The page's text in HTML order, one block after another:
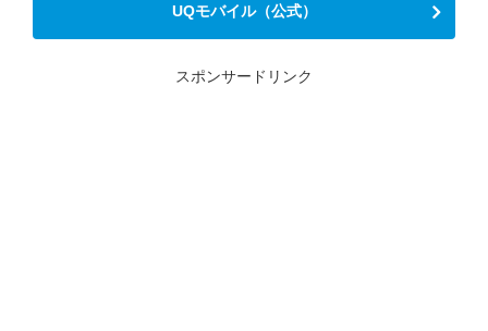
UQモバイル（公式）
スポンサードリンク